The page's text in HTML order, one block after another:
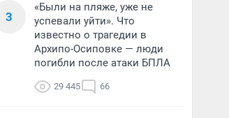
3
«Были на пляже, уже не
успевали уйти». Что
известно о трагедии в
Архипо-Осиповке — люди
погибли после атаки БПЛА
29 445 66